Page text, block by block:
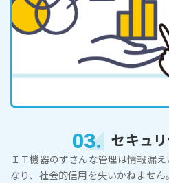
03. セキュ
ＩＴ機器のずさんな管理は情報漏
なり、社会的信用を失いかねません。